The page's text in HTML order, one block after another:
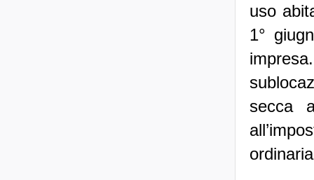
uso
1°
secca